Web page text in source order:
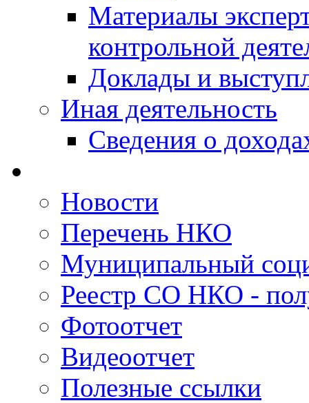
Материалы
контрольной
Доклады и
Иная деятельность
Сведения о
Новости
Перечень НКО
Муниципальный
Реестр СО НКО -
Фотоотчет
Видеоотчет
Полезные ссылки